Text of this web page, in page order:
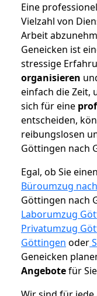
Eine
Vielzahl von
Arbeit
Geneicken ist
stressige
organisieren
einfach die Zeit,
sich für eine
entscheiden,
reibungslosen
Göttingen nach
Egal, ob Sie einen
Büroumzug
Göttingen nach
Laborumzug
Privatumzug
Göttingen oder
Geneicken
Angebotefür